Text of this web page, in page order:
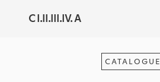
C I.II.III.IV. A
CATALOGUE